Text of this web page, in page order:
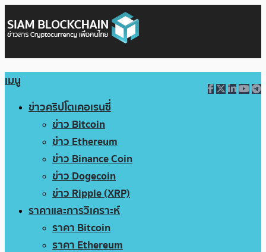
เมนู
ข่าวคริปโตเคอเรนซี่
ข่าว Bitcoin
ข่าว Ethereum
ข่าว Binance Coin
ข่าว Dogecoin
ข่าว Ripple (XRP)
ราคาและการวิเคราะห์
ราคา Bitcoin
ราคา Ethereum